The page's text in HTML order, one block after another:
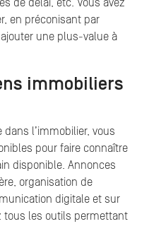
de délai, etc. Vous avez
en préconisant par
une plus-value à
immobiliers
l’immobilier, vous
pour faire connaître
disponible. Annonces
organisation de
digitale et sur
tous les outils permettant